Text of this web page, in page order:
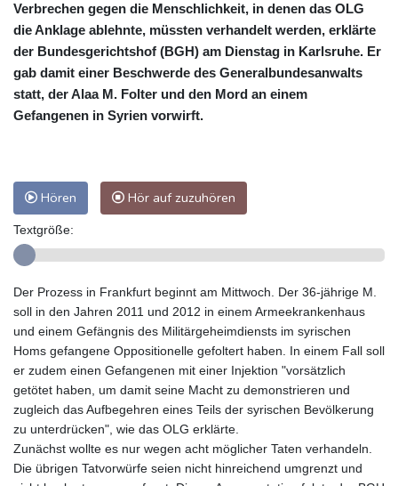
Verbrechen gegen die Menschlichkeit, in denen das OLG
die Anklage ablehnte, müssten verhandelt werden, erklärte
der Bundesgerichtshof (BGH) am Dienstag in Karlsruhe. Er
gab damit einer Beschwerde des Generalbundesanwalts
statt, der Alaa M. Folter und den Mord an einem
Gefangenen in Syrien vorwirft.
Hören Hör auf zuzuhören
Textgröße:
Der Prozess in Frankfurt beginnt am Mittwoch. Der 36-jährige M.
soll in den Jahren 2011 und 2012 in einem Armeekrankenhaus
und einem Gefängnis des Militärgeheimdiensts im syrischen
Homs gefangene Oppositionelle gefoltert haben. In einem Fall soll
er zudem einen Gefangenen mit einer Injektion "vorsätzlich
getötet haben, um damit seine Macht zu demonstrieren und
zugleich das Aufbegehren eines Teils der syrischen Bevölkerung
zu unterdrücken", wie das OLG erklärte.
Zunächst wollte es nur wegen acht möglicher Taten verhandeln.
Die übrigen Tatvorwürfe seien nicht hinreichend umgrenzt und